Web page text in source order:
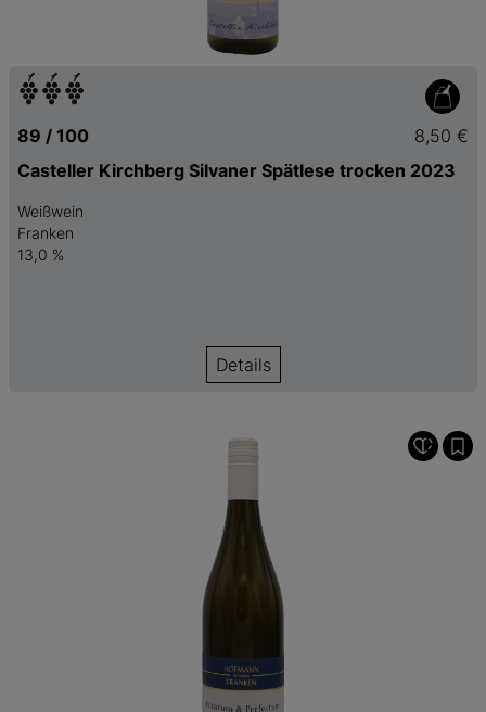
89 / 100
8,50 €
Casteller Kirchberg Silvaner Spätlese trocken 2023
Weißwein
Franken
13,0 %
Details